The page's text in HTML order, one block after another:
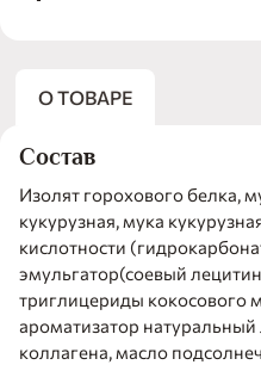
О ТОВАРЕ
Состав
Изолят горохового белка,
кукурузная, мука
кислотности
эмульгатор(соевый
триглицериды кокосового
ароматизатор
коллагена, масло